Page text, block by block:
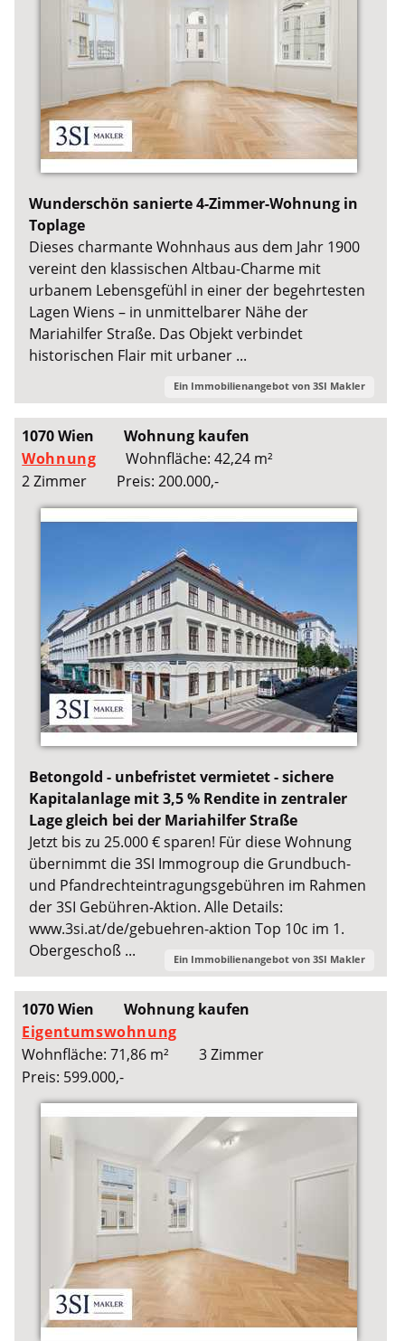
Wunderschön sanierte 4-Zimmer-Wohnung in
Toplage
Dieses charmante Wohnhaus aus dem Jahr 1900
vereint den klassischen Altbau-Charme mit
urbanem Lebensgefühl in einer der begehrtesten
Lagen Wiens – in unmittelbarer Nähe der
Mariahilfer Straße. Das Objekt verbindet
historischen Flair mit urbaner ...
Ein Immobilienangebot von 3SI Makler
1070 Wien
Wohnung kaufen
Wohnung
Wohnfläche: 42,24 m²
2 Zimmer
Preis: 200.000,-
Betongold - unbefristet vermietet - sichere
Kapitalanlage mit 3,5 % Rendite in zentraler
Lage gleich bei der Mariahilfer Straße
Jetzt bis zu 25.000 € sparen! Für diese Wohnung
übernimmt die 3SI Immogroup die Grundbuch-
und Pfandrechteintragungsgebühren im Rahmen
der 3SI Gebühren-Aktion. Alle Details:
www.3si.at/de/gebuehren-aktion Top 10c im 1.
Obergeschoß ...
Ein Immobilienangebot von 3SI Makler
1070 Wien
Wohnung kaufen
Eigentumswohnung
Wohnfläche: 71,86 m²
3 Zimmer
Preis: 599.000,-